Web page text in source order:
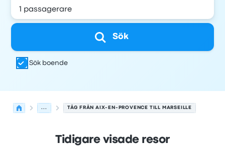
Sök
Sök boende
... TÅG FRÅN AIX-EN-PROVENCE TILL MARSEILLE
Tidigare visade resor